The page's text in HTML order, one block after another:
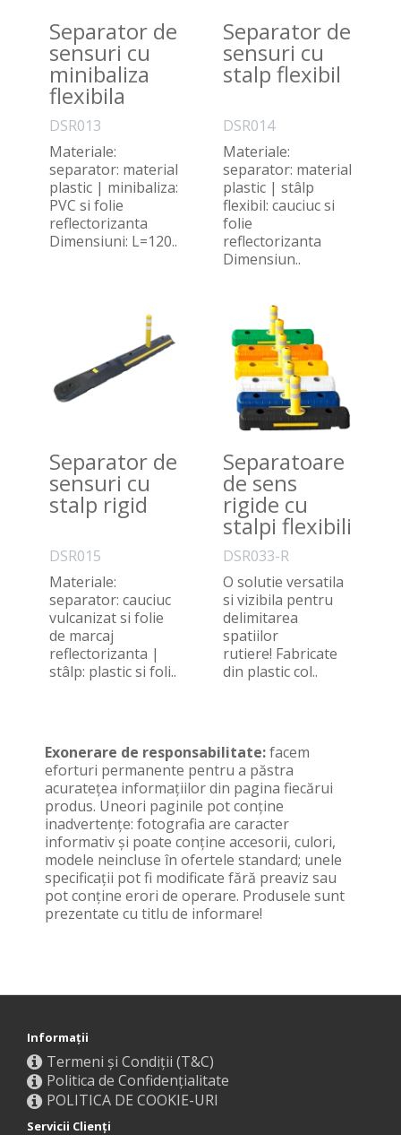
Separator de
sensuri cu
minibaliza
flexibila
DSR013
Materiale:
separator: material
plastic | minibaliza:
PVC si folie
reflectorizanta
Dimensiuni: L=120..
Separator de
sensuri cu
stalp flexibil
DSR014
Materiale:
separator: material
plastic | stâlp
flexibil: cauciuc si
folie
reflectorizanta
Dimensiun..
Separator de
sensuri cu
stalp rigid
DSR015
Materiale:
separator: cauciuc
vulcanizat si folie
de marcaj
reflectorizanta |
stâlp: plastic si foli..
Separatoare
de sens
rigide cu
stalpi flexibili
(diverse
culori)
DSR033-R
O solutie versatila
si vizibila pentru
delimitarea
spatiilor
rutiere! Fabricate
din plastic col..
Exonerare de responsabilitate:facem
eforturi permanente pentru a păstra
acurateţea informaţiilor din pagina fiecărui
produs. Uneori paginile pot conţine
inadvertenţe: fotografia are caracter
informativ şi poate conţine accesorii, culori,
modele neincluse în ofertele standard; unele
specificaţii pot fi modificate fără preaviz sau
pot conţine erori de operare. Produsele sunt
prezentate cu titlu de informare!
Informaţii
Termeni și Condiții (T&C)
Politica de Confidențialitate
POLITICA DE COOKIE-URI
Servicii Clienţi